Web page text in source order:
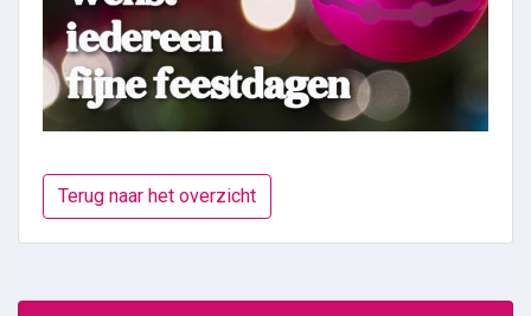
Terug naar het overzicht